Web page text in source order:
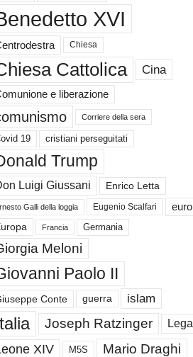
XVI
Chiesa
Cattolica Cina
e liberazione
Corriere della sera
19 cristiani perseguitati
Trump
Luigi Giussani Enrico Letta
Galli della loggia Eugenio Scalfari euro
Francia Germania
Meloni
Paolo II
Conte guerra islam
Joseph Ratzinger Lega
XIV M5S Mario Draghi